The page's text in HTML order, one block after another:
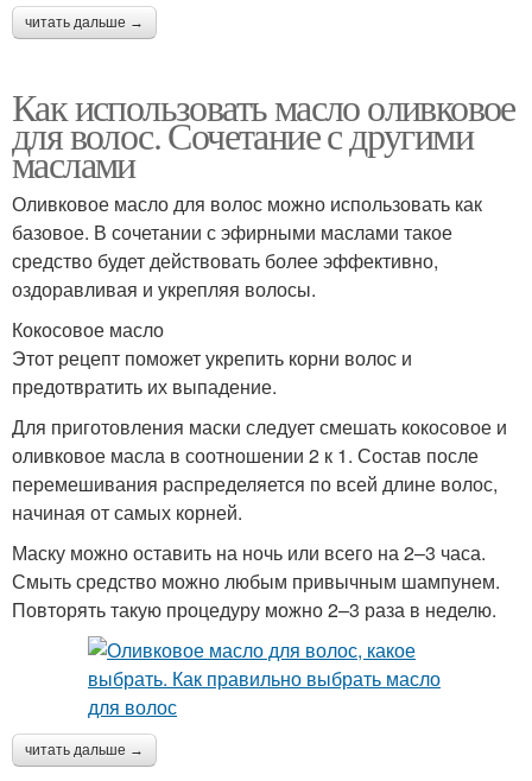
читать дальше →
Как использовать масло оливковое
для волос. Сочетание с другими
маслами
Оливковое масло для волос можно использовать как
базовое. В сочетании с эфирными маслами такое
средство будет действовать более эффективно,
оздоравливая и укрепляя волосы.
Кокосовое масло
Этот рецепт поможет укрепить корни волос и
предотвратить их выпадение.
Для приготовления маски следует смешать кокосовое и
оливковое масла в соотношении 2 к 1. Состав после
перемешивания распределяется по всей длине волос,
начиная от самых корней.
Маску можно оставить на ночь или всего на 2–3 часа.
Смыть средство можно любым привычным шампунем.
Повторять такую процедуру можно 2–3 раза в неделю.
читать дальше →